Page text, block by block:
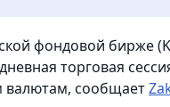
фондовой бирже
торговая
валютам, сообщает